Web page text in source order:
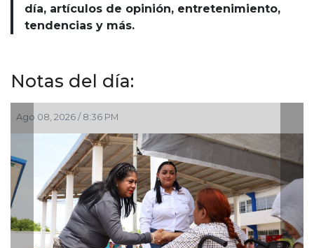
día, artículos de opinión, entretenimiento,
tendencias y más.
Notas del día:
Ago 08, 2026 / 8:36 PM